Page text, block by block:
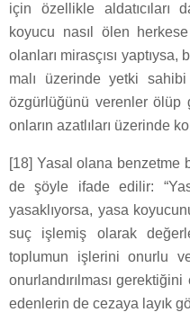
için özellikle aldatıcıları
koyucu nasıl ölen
olanları mirasçısı
malı üzerinde yetki
özgürlüğünü verenler ölüp
onların azatlıları üzerinde
[18] Yasal olana benzetme
de şöyle ifade edilir:
yasaklıyorsa, yasa
suç işlemiş olarak
toplumun işlerini onurlu
onurlandırılması
edenlerin de cezaya layık